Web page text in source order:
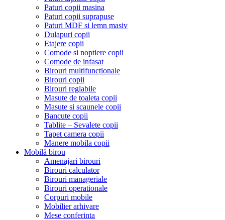
Paturi copii masina
Paturi copii suprapuse
Paturi MDF si lemn masiv
Dulapuri copii
Etajere copii
Comode si noptiere copii
Comode de infasat
Birouri multifunctionale
Birouri copii
Birouri reglabile
Masute de toaleta copii
Masute si scaunele copii
Bancute copii
Tablite – Sevalete copii
Tapet camera copii
Manere mobila copii
Mobilă birou
Amenajari birouri
Birouri calculator
Birouri manageriale
Birouri operationale
Corpuri mobile
Mobilier arhivare
Mese conferinta